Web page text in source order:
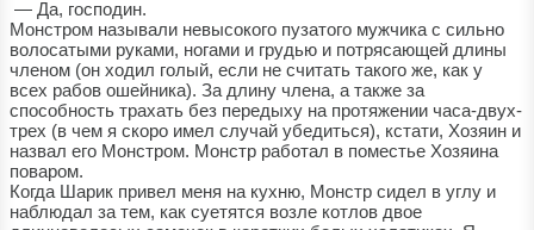
— Да, господин.
Монстром называли невысокого пузатого мужчика с сильно
волосатыми руками, ногами и грудью и потрясающей длины
членом (он ходил голый, если не считать такого же, как у
всех рабов ошейника). За длину члена, а также за
способность трахать без передыху на протяжении часа-двух-
трех (в чем я скоро имел случай убедиться), кстати, Хозяин и
назвал его Монстром. Монстр работал в поместье Хозяина
поваром.
Когда Шарик привел меня на кухню, Монстр сидел в углу и
наблюдал за тем, как суетятся возле котлов двое